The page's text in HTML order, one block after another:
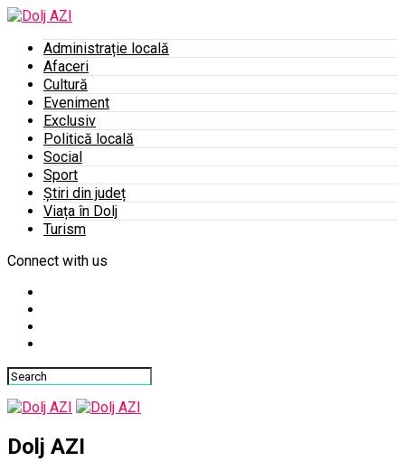
Administrație locală
Afaceri
Cultură
Eveniment
Exclusiv
Politică locală
Social
Sport
Știri din județ
Viața în Dolj
Turism
Connect with us
Dolj AZI